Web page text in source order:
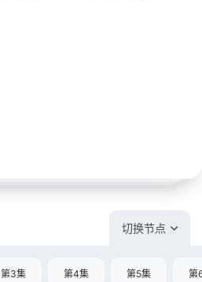
切换节点
第3集 第4集 第5集 第